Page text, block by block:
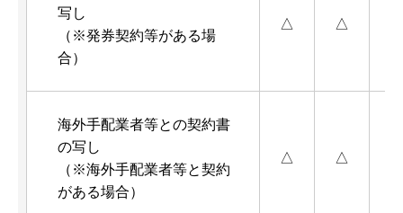
写し
（※発券契約等がある場
合）
△ △
海外手配業者等との契約書
の写し
（※海外手配業者等と契約
がある場合）
△ △